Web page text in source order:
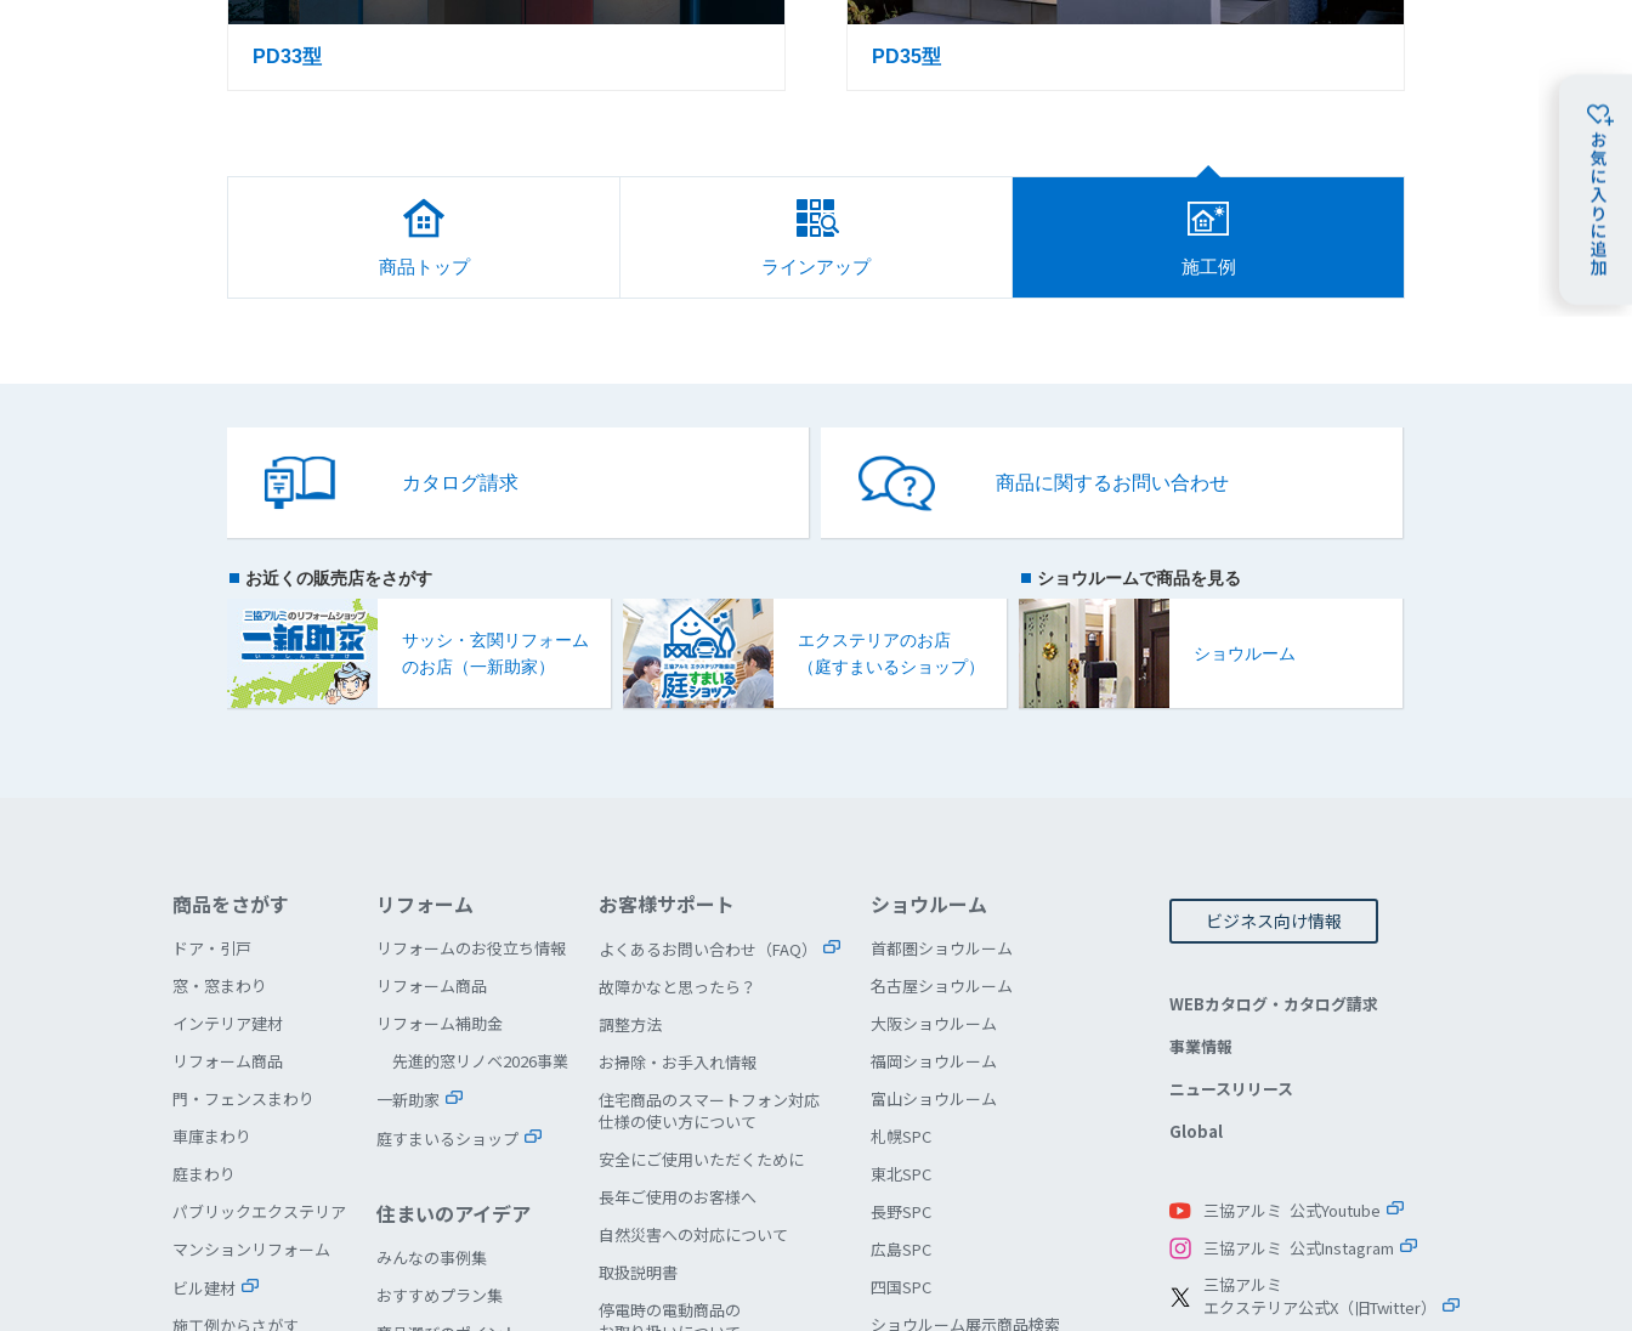
PD33型 PD35型
商品トップ ラインアップ 施工例
カタログ請求 商品に関するお問い合わせ
お近くの販売店をさがす
サッシ・玄関リフォーム
のお店（一新助家）
エクステリアのお店
（庭すまいるショップ）
ショウルームで商品を見る
ショウルーム
商品をさがす
ドア・引戸
窓・窓まわり
インテリア建材
リフォーム商品
門・フェンスまわり
車庫まわり
庭まわり
パブリックエクステリア
マンションリフォーム
ビル建材
施工例からさがす
リフォーム
リフォームのお役立ち情報
リフォーム商品
リフォーム補助金
先進的窓リノベ2026事業
一新助家
庭すまいるショップ
住まいのアイデア
みんなの事例集
おすすめプラン集
お客様サポート
よくあるお問い合わせ（FAQ）
故障かなと思ったら？
調整方法
お掃除・お手入れ情報
住宅商品のスマートフォン対応
仕様の使い方について
安全にご使用いただくために
長年ご使用のお客様へ
自然災害への対応について
取扱説明書
停電時の電動商品の
ショウルーム
首都圏ショウルーム
名古屋ショウルーム
大阪ショウルーム
福岡ショウルーム
富山ショウルーム
札幌SPC
東北SPC
長野SPC
広島SPC
四国SPC
ショウルーム展示商品検索
ビジネス向け情報
WEBカタログ・カタログ請求
事業情報
ニュースリリース
Global
三協アルミ 公式Youtube
三協アルミ 公式Instagram
三協アルミ
エクステリア公式X（旧Twitter）